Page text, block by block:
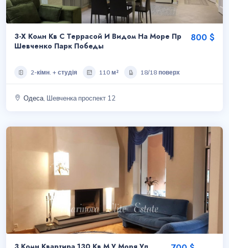
3-Х Комн Кв С Террасой И Видом На Море Пр
Шевченко Парк Победы
800 $
2-кімн. + студія 110 м² 18/18 поверх
Одеса , Шевченка проспект 12